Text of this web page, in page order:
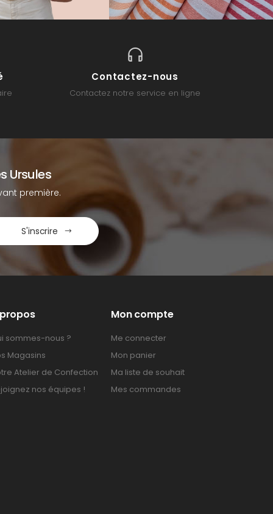
Contactez-nous
Contactez notre service en ligne
Ursules
première.
S'inscrire
sommes-nous ?
Magasins
Atelier de Confection
nos équipes !
Mon compte
Me connecter
Mon panier
Ma liste de souhait
Mes commandes